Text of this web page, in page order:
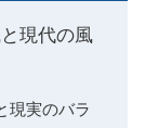
現代の風
現実のバラ